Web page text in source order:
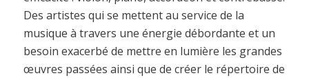
Des artistes qui se mettent au service de la
musique à travers une énergie débordante et un
besoin exacerbé de mettre en lumière les grandes
œuvres passées ainsi que de créer le répertoire de